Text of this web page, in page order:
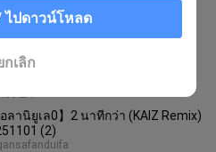
82.5K
วรทำอย่างไรถ้านักเรียนเผลอหลับ?
อลานิยูเล0】2 นาทีกว่า (KAIZ Remix)
(2)
ไปดาวน์โหลด
กเลิก